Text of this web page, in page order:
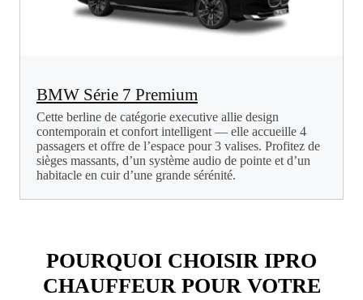
BMW Série 7 Premium
Cette berline de catégorie executive allie design
contemporain et confort intelligent — elle accueille 4
passagers et offre de l’espace pour 3 valises. Profitez de
sièges massants, d’un système audio de pointe et d’un
habitacle en cuir d’une grande sérénité.
POURQUOI CHOISIR IPRO
CHAUFFEUR POUR VOTRE